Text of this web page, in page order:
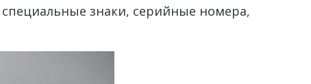
знаки, серийные номера,